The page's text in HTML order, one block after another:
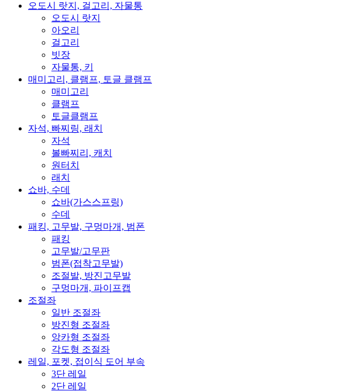
오도시 랏지, 걸고리, 자물통
오도시 랏지
아오리
걸고리
빗장
자물통, 키
매미고리, 클램프, 토글 클램프
매미고리
클램프
토글클램프
자석, 빠찌링, 래치
자석
볼빠찌리, 캐치
원터치
래치
쇼바, 수데
쇼바(가스스프링)
수데
패킹, 고무발, 구멍마개, 범폰
패킹
고무발/고무판
범폰(접착고무발)
조절발, 방진고무발
구멍마개, 파이프캡
조절좌
일반 조절좌
방진형 조절좌
앙카형 조절좌
각도형 조절좌
레일, 포켓, 접이식 도어 부속
3단 레일
2단 레일